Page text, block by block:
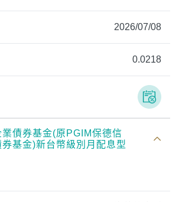
2026/07/08
0.0218
債券基金(原PGIM保德信
基金)新台幣級別月配息型